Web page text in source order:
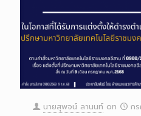
นายสุพจน์ ลานนท์ on
ก